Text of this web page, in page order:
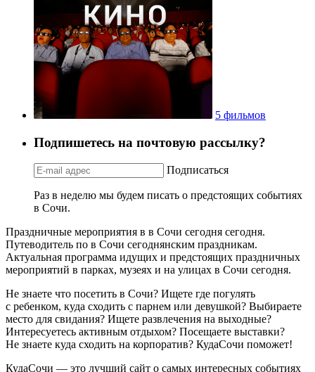
5 фильмов
Подпишетесь на почтовую рассылку?
Подписаться
Раз в неделю мы будем писать о предстоящих событиях
в Сочи.
Праздничные мероприятия в в Сочи сегодня сегодня.
Путеводитель по в Сочи сегоднянским праздникам.
Актуальная программа идущих и предстоящих праздничных
мероприятий в парках, музеях и на улицах в Сочи сегодня.
Не знаете что посетить в Сочи? Ищете где погулять
с ребенком, куда сходить с парнем или девушкой? Выбираете
место для свидания? Ищете развлечения на выходные?
Интересуетесь активным отдыхом? Посещаете выставки?
Не знаете куда сходить на корпоратив? КудаСочи поможет!
КудаСочи — это лучший сайт о самых интересных событиях